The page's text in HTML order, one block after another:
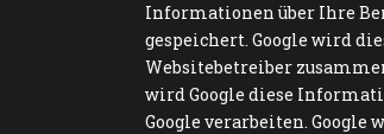
Informationen über Ihre
gespeichert. Google wird
Websitebetreiber
wird Google diese
Google verarbeiten.